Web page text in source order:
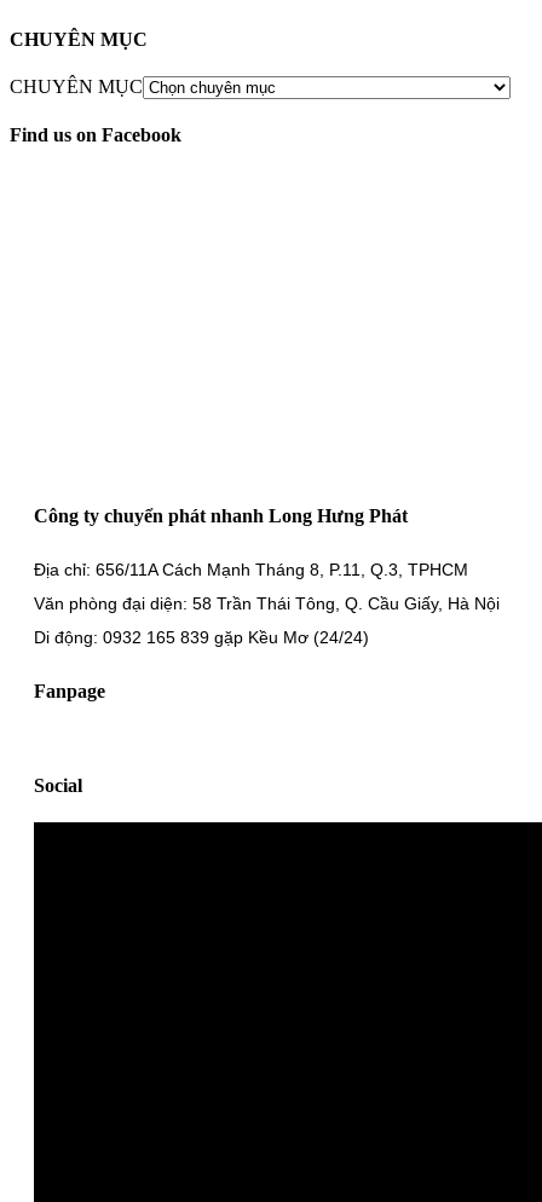
CHUYÊN MỤC
CHUYÊN MỤC
Find us on Facebook
Công ty chuyển phát nhanh Long Hưng Phát
Địa chỉ: 656/11A Cách Mạnh Tháng 8, P.11, Q.3, TPHCM
Văn phòng đại diện: 58 Trần Thái Tông, Q. Cầu Giấy, Hà Nội
Di động: 0932 165 839 gặp Kều Mơ (24/24)
Fanpage
Social